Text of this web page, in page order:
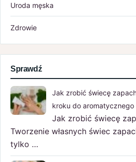
Uroda męska
Zdrowie
Sprawdź
Jak zrobić świecę
kroku do aromatycznego
Jak zrobić świecę
Tworzenie własnych świec
tylko …